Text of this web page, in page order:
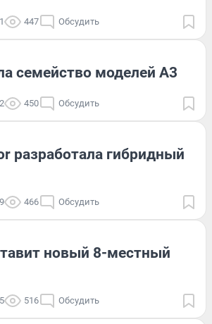
447 Обсудить
семейство моделей A3
450 Обсудить
разработала гибридный
466 Обсудить
новый 8-местный
516 Обсудить